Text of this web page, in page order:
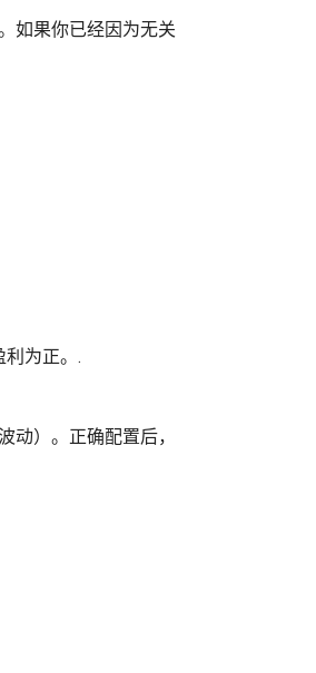
如果你已经因为无关
为正。.
）。正确配置后，